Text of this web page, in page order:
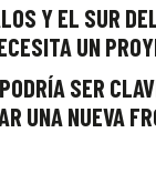
Y EL SUR
UN
SER
UNA NUEVA